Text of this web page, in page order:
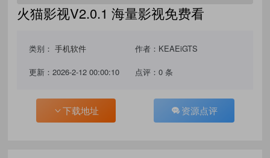
火猫影视V2.0.1 海量影视免费看
类别：手机软件 作者：KEAEiGTS
更新：2026-2-12 00:00:10 点评：0 条
下载地址 资源点评